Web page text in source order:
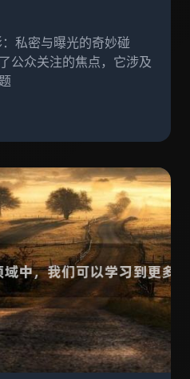
私密与曝光的奇妙碰
公众关注的焦点，它涉及